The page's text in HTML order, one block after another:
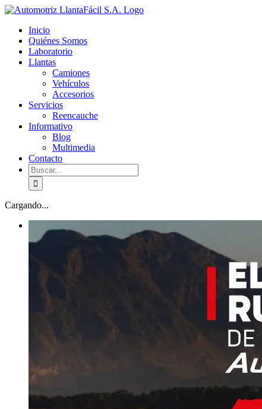
Skip
content
facebook
youtube
Inicio
Quiénes Somos
Laboratorio
Llantas
Camiones
Vehículos
Accesorios
Servicios
Reencauche
Informativo
Blog
Multimedia
Contacto
Buscar:
Cargando...